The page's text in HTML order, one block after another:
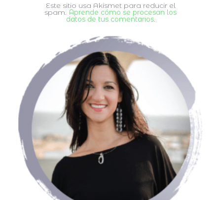
Este sitio usa Akismet para reducir el
spam. Aprende cómo se procesan los
datos de tus comentarios.